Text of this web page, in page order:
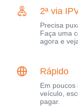
2ª via
Precisa
Faça uma
agora e
Rápido
Em poucos
veículo,
pagar.